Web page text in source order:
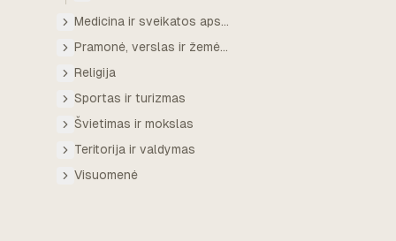
Medicina ir sveikatos apsauga
Pramonė, verslas ir žemės ūkis
Religija
Sportas ir turizmas
Švietimas ir mokslas
Teritorija ir valdymas
Visuomenė